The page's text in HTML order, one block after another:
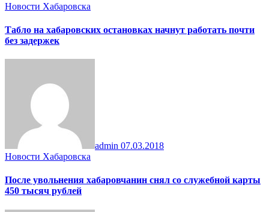
Новости Хабаровска
Табло на хабаровских остановках начнут работать почти
без задержек
admin 07.03.2018
Новости Хабаровска
После увольнения хабаровчанин снял со служебной карты
450 тысяч рублей